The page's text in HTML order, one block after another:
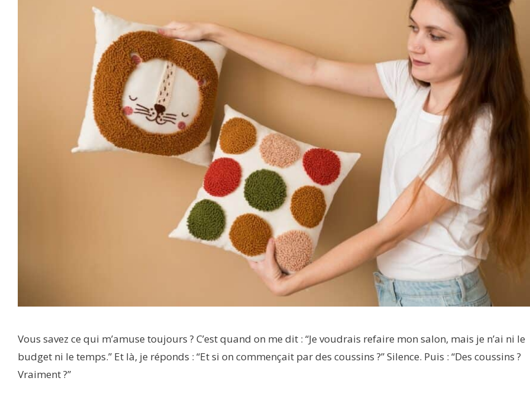
Vous savez ce qui m’amuse toujours ? C’est quand on me dit : “Je voudrais refaire mon salon, mais je n’ai ni le
budget ni le temps.” Et là, je réponds : “Et si on commençait par des coussins ?” Silence. Puis : “Des coussins ?
Vraiment ?”